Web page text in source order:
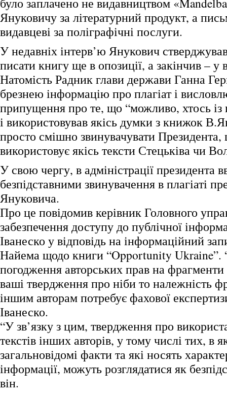
Януковичу за літературний продукт, а
видавцеві за поліграфічні послуги.
У недавніх інтерв’ю Янукович
писати книгу ще в опозиції, а закінчив – у
Натомість Радник глави держави Ганна
брезнею інформацію про плагіат і
припущення про те, що “можливо, хтось із
і використовував якісь думки з книжок
просто смішно звинувачувати Президента,
використовує якісь тексти Стецьківа чи
У свою чергу, в адміністрації президента
безпідставними звинувачення в плагіаті
Януковича.
Про це повідомив керівник Головного
забезпечення доступу до публічної
Іванеско у відповідь на інформаційний
Найема щодо книги “Opportunity Ukraine”.
погодження авторських прав на фрагменти
ваші твердження про ніби то належність
іншим авторам потребує фахової
Іванеско.
“У зв’язку з цим, твердження про
текстів інших авторів, у тому числі тих, в
загальновідомі факти та які носять
інформації, можуть розглядатися як
він.